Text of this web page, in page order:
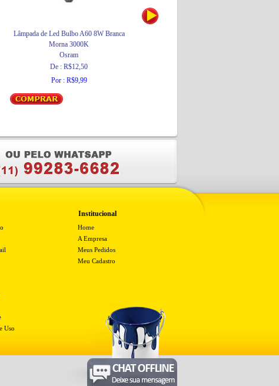
Lâmpada de Led Bulbo A60 8W Branca
Morna 3000K
Osram
De : R$12,50
Por : R$9,99
Uso
Institucional
Home
A Empresa
Meus Pedidos
Meu Cadastro